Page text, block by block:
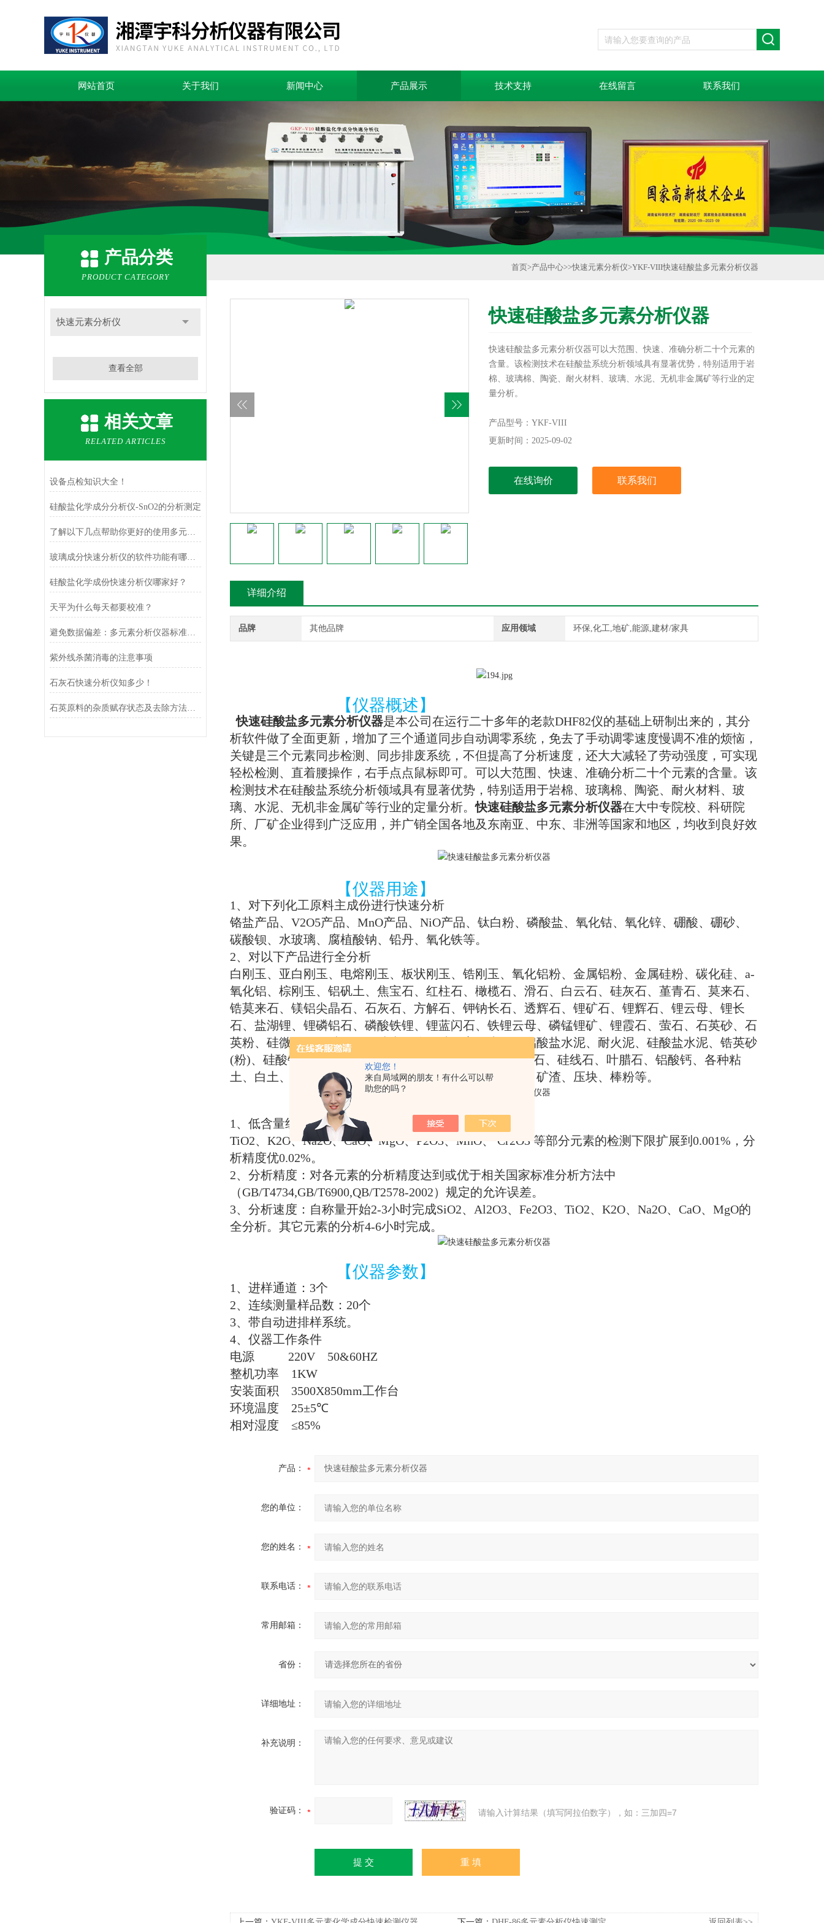
欢迎您！
来自局域网的朋友！有什么可以帮
助您的吗？
网站首页 关于我们 新闻中心 产品展示 技术支持 在线留言 联系我们
产品分类
PRODUCT CATEGORY
快速元素分析仪
查看全部
相关文章
RELATED ARTICLES
设备点检知识大全！
硅酸盐化学成分分析仪-SnO2的分析测定
了解以下几点帮助你更好的使用多元素快速分析仪
玻璃成分快速分析仪的软件功能有哪些？
硅酸盐化学成份快速分析仪哪家好？
天平为什么每天都要校准？
避免数据偏差：多元素分析仪器标准物质的选择与校准曲线绘制规范
紫外线杀菌消毒的注意事项
石灰石快速分析仪知多少！
石英原料的杂质赋存状态及去除方法研究
首页>产品中心>>快速元素分析仪>YKF-VIII快速硅酸盐多元素分析仪器
快速硅酸盐多元素分析仪器
快速硅酸盐多元素分析仪器可以大范围、快速、准确分析二十个元素的
含量。该检测技术在硅酸盐系统分析领域具有显著优势，特别适用于岩
棉、玻璃棉、陶瓷、耐火材料、玻璃、水泥、无机非金属矿等行业的定
量分析。
产品型号：YKF-VIII
更新时间：2025-09-02
在线询价 联系我们
详细介绍
品牌 其他品牌 应用领域 环保,化工,地矿,能源,建材/家具
【仪器概述】
快速硅酸盐多元素分析仪器是本公司在运行二十多年的老款DHF82仪的基础上研制出来的，其分
析软件做了全面更新，增加了三个通道同步自动调零系统，免去了手动调零速度慢调不准的烦恼，
关键是三个元素同步检测、同步排废系统，不但提高了分析速度，还大大减轻了劳动强度，可实现
轻松检测、直着腰操作，右手点点鼠标即可。可以大范围、快速、准确分析二十个元素的含量。该
检测技术在硅酸盐系统分析领域具有显著优势，特别适用于岩棉、玻璃棉、陶瓷、耐火材料、玻
璃、水泥、无机非金属矿等行业的定量分析。快速硅酸盐多元素分析仪器在大中专院校、科研院
所、厂矿企业得到广泛应用，并广销全国各地及东南亚、中东、非洲等国家和地区，均收到良好效
果。
【仪器用途】
1 、对下列化工原料主成份进行快速分析
铬盐产品、 V2O5产品、 MnO产品、 NiO产品、钛白粉、磷酸盐、氧化钴、氧化锌、硼酸、硼砂、
碳酸钡、水玻璃、腐植酸钠、铅丹、氧化铁等。
2、对以下产品进行全分析
白刚玉、亚白刚玉、电熔刚玉、板状刚玉、锆刚玉、氧化铝粉、金属铝粉、金属硅粉、碳化硅、 a-
氧化铝、棕刚玉、铝矾土、焦宝石、红柱石、橄榄石、滑石、白云石、硅灰石、堇青石、莫来石、
锆莫来石、镁铝尖晶石、石灰石、方解石、钾钠长石、 透辉石、锂矿石、锂辉石、锂云母、锂长
石、盐湖锂、锂磷铝石、磷酸铁锂、锂蓝闪石、铁锂云母、磷锰锂矿、锂霞石、萤石、石英砂、石
英粉、硅微粉、白硅灰、
珍珠岩、镁铬砖、高铝水泥、铝酸盐水泥、耐火泥、硅酸盐水泥、锆英砂
(粉)、硅酸锆、氧化锆、镁砂、镁粉、锰粉、霞石、蓝晶石、硅线石、叶腊石、铝酸钙、各种粘
土、白土、高岭土、膨润土、海泡石、绢云母、玄武岩、矿渣、压块、棒粉等。
【仪器优势】
1 、低含量组份的高精度分析
TiO2、 K2O、Na2O、CaO、 MgO、 P2O3、 MnO、 Cr2O3 等部分元素的检测下限扩展到 0.001% ，分
析精度优0.02%。
2、分析精度：对各元素的分析精度达到或优于相关国家标准分析方法中
（GB/T4734,GB/T6900,QB/T2578-2002）规定的允许误差。
3、分析速度：自称量开始2-3小时完成SiO2、 Al2O3、 Fe2O3、 TiO2、 K2O、 Na2O、 CaO、 MgO的
全分析。其它元素的分析4-6小时完成。
【仪器参数】
1 、进样通道： 3个
2、连续测量样品数： 20个
3、带自动进排样系统。
4、仪器工作条件
电源
220V
50&60HZ
整机功率
1KW
安装面积
3500X850mm工作台
环境温度
25±5℃
相对湿度
≤85%
产品：
您的单位：
您的姓名：
联系电话：
常用邮箱：
省份：
详细地址：
补充说明：
验证码： 请输入计算结果（填写阿拉伯数字），如：三加四=7